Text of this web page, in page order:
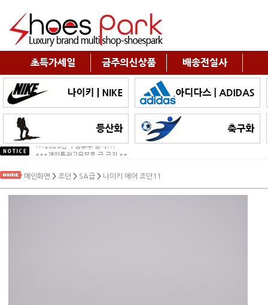
!!!2026년 구정휴무 공지!!!
***개인통관고유부호 급 공지 **...
메인화면 > 조던 > SA급 > 나이키 에어 조던11